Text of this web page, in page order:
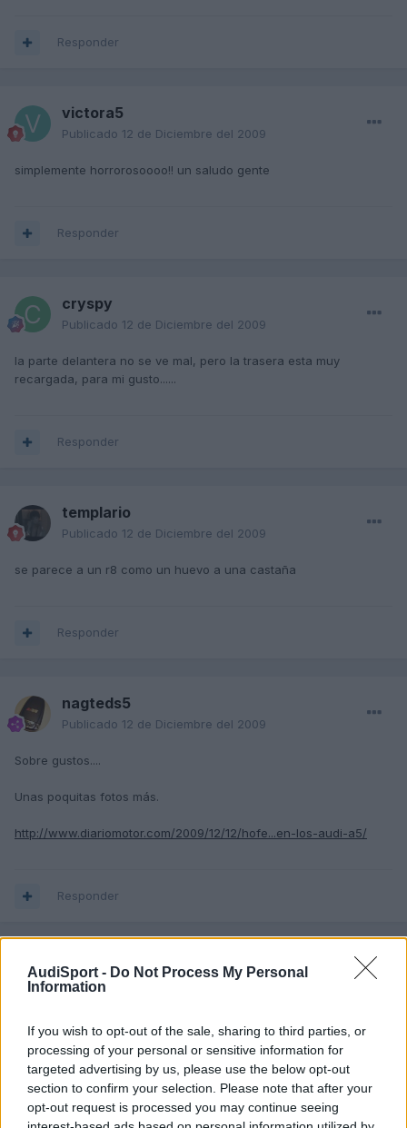
AudiSport - Do Not Process My Personal
Information
If you wish to opt-out of the sale, sharing to third parties, or
processing of your personal or sensitive information for
targeted advertising by us, please use the below opt-out
section to confirm your selection. Please note that after your
opt-out request is processed you may continue seeing
Responder
victora5
Publicado 12 de Diciembre del 2009
simplemente horrorosoooo!! un saludo gente
Responder
cryspy
Publicado 12 de Diciembre del 2009
la parte delantera no se ve mal, pero la trasera esta muy
recargada, para mi gusto......
Responder
templario
Publicado 12 de Diciembre del 2009
se parece a un r8 como un huevo a una castaña
Responder
nagteds5
Publicado 12 de Diciembre del 2009
Sobre gustos....
Unas poquitas fotos más.
http://www.diariomotor.com/2009/12/12/hofe...en-los-audi-a5/
Responder
pacoalvarez135
Publicado
No mola!
Responder